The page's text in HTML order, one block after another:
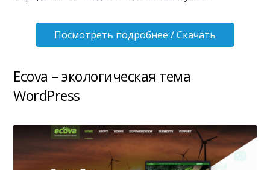
Посмотреть подробнее / Скачать
Ecova – экологическая тема
WordPress